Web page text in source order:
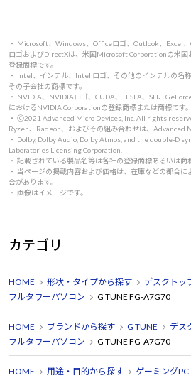
・ Microsoft、Windows、Officeロゴ、Outlook、Excel
ロゴおよびDirectXは、米国Microsoft Corporationの米
登録商標です。
・ Intel、インテル、Intel ロゴ、その他のインテルの名
その子会社の商標です。
・ NVIDIA、NVIDIAロゴ、CUDA、TESLA、SLI、
におけるNVIDIA Corporationの登録商標または商標です。
・ 🄫2021 Advanced Micro Devices, Inc. All rights
Ryzen、Radeon、およびその組み合わせは、Advanced
・ Dolby, Dolby Audio, Dolby Atmos, and the double-D
Laboratories Licensing Corporation.
・ 記載されている製品名等は各社の登録商標あるいは商
・ 当ページの掲載内容および価格は、在庫などの都合
合があります。
・ 画像はイメージです。
カテゴリ
HOME 形状・タイプから探す
デスクトッ
フルタワーパソコン
G TUNE FG-A7G70
HOME ブランドから探す G TUNE
デス
フルタワーパソコン
G TUNE FG-A7G70
HOME 用途・目的から探す
ゲーミング